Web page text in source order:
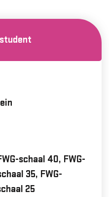
schaal 40, FWG-
35, FWG-
25